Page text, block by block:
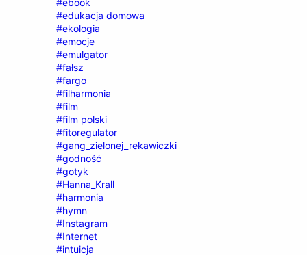
#edukacja domowa
#ekologia
#emocje
#emulgator
#fałsz
#fargo
#filharmonia
#film
#film polski
#fitoregulator
#gang_zielonej_rekawiczki
#godność
#gotyk
#Hanna_Krall
#harmonia
#hymn
#Instagram
#Internet
#intuicja